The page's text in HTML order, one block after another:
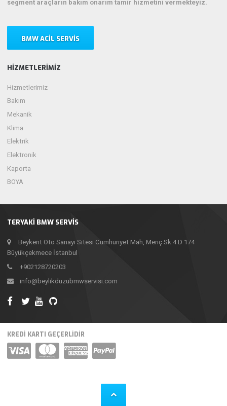
TERYAKI BMW SERVIS
Beykent Oto Sanayi Sitesi Cumhuriyet Mah, Meriç Sk.4 D 174
Büyükçekmece İstanbul
+902128720203
info@beylikduzubmwservisi.com
segment araçların bakım onarım tamir hizmetini vermekteyiz.
BMW ACIL SERVIS
HIZMETLERIMIZ
Hizmetlerimiz
Bakım
Mekanik
Klima
Elektrik
Elektronik
Kaporta
BOYA
KREDI KARTI GEÇERLIDIR